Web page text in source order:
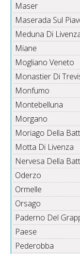
Maser
Maserada Sul
Meduna Di
Miane
Mogliano Veneto
Monastier Di
Monfumo
Montebelluna
Morgano
Moriago Della
Motta Di Livenza
Nervesa Della
Oderzo
Ormelle
Orsago
Paderno Del
Paese
Pederobba